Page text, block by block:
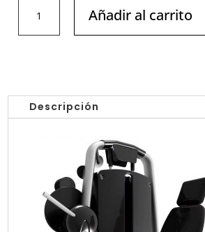
PIERNA
AK-
T033
Añadir al carrito
Descripción